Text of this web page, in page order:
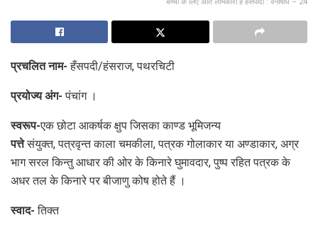
बच्चों के लिए अति लाभकारी है हँसपादी : वनौषधि – 24
प्रचलित नाम- हँसपदी/हंसराज, पथरचिटी
प्रयोज्य अंग- पंचांग ।
स्वरूप-एक छोटा आकर्षक क्षुप जिसका काण्ड भूमिजन्य
पत्तेसंयुक्त, पत्रवृन्त काला चमकीला, पत्रक गोलाकार या अण्डाकार, अग्र
भाग सरल किन्तु आधार की ओर के किनारे घुमावदार, पुष्प रहित पत्रक के
अधर तल के किनारे पर बीजाणु कोष होते हैं ।
स्वाद- तिक्त